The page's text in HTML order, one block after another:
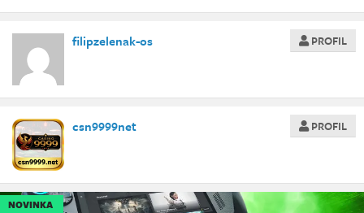
filipzelenak-os PROFIL
csn9999net PROFIL
NOVINKA